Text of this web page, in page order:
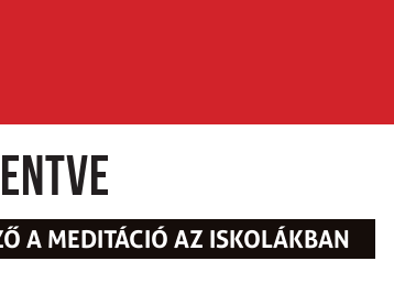
A MEDITÁCIÓ AZ ISKOLÁKBAN